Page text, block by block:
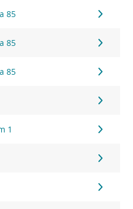
85
85
85
1